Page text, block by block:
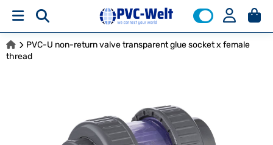
PVC-U non-return valve transparent glue socket x female
thread